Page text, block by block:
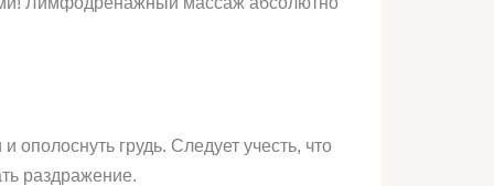
грудь. Следует учесть, что
раздражение.